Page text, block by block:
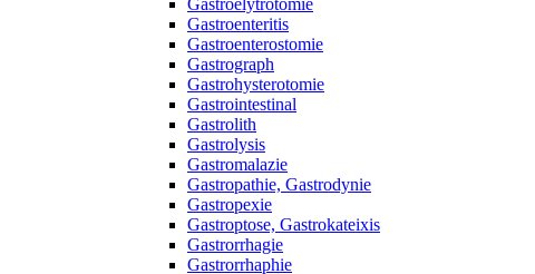
Gastroelytrotomie
Gastroenteritis
Gastroenterostomie
Gastrograph
Gastrohysterotomie
Gastrointestinal
Gastrolith
Gastrolysis
Gastromalazie
Gastropathie, Gastrodynie
Gastropexie
Gastroptose, Gastrokateixis
Gastrorrhagie
Gastrorrhaphie